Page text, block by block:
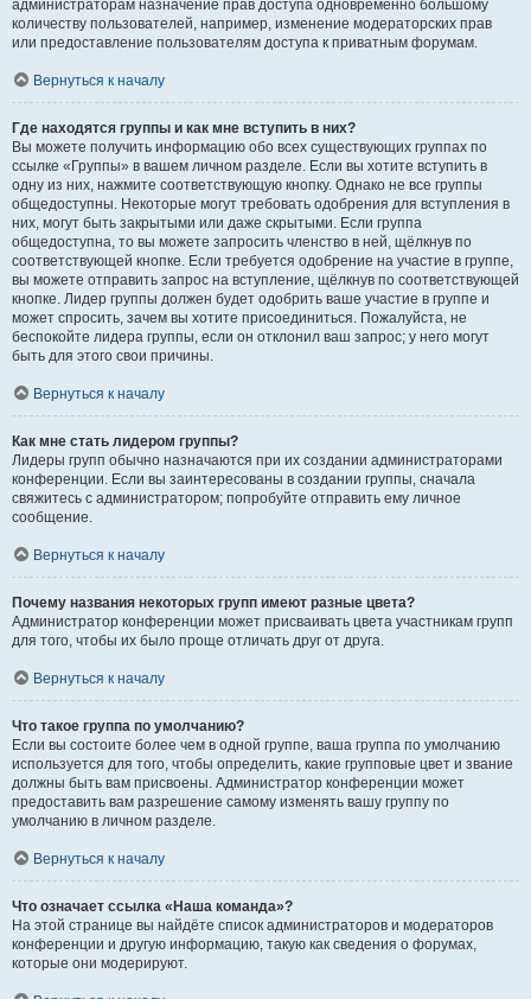
администраторам назначение прав доступа одновременно большому
количеству пользователей, например, изменение модераторских прав
или предоставление пользователям доступа к приватным форумам.
Вернуться к началу
Где находятся группы и как мне вступить в них?
Вы можете получить информацию обо всех существующих группах по
ссылке «Группы» в вашем личном разделе. Если вы хотите вступить в
одну из них, нажмите соответствующую кнопку. Однако не все группы
общедоступны. Некоторые могут требовать одобрения для вступления в
них, могут быть закрытыми или даже скрытыми. Если группа
общедоступна, то вы можете запросить членство в ней, щёлкнув по
соответствующей кнопке. Если требуется одобрение на участие в группе,
вы можете отправить запрос на вступление, щёлкнув по соответствующей
кнопке. Лидер группы должен будет одобрить ваше участие в группе и
может спросить, зачем вы хотите присоединиться. Пожалуйста, не
беспокойте лидера группы, если он отклонил ваш запрос; у него могут
быть для этого свои причины.
Вернуться к началу
Как мне стать лидером группы?
Лидеры групп обычно назначаются при их создании администраторами
конференции. Если вы заинтересованы в создании группы, сначала
свяжитесь с администратором; попробуйте отправить ему личное
сообщение.
Вернуться к началу
Почему названия некоторых групп имеют разные цвета?
Администратор конференции может присваивать цвета участникам групп
для того, чтобы их было проще отличать друг от друга.
Вернуться к началу
Что такое группа по умолчанию?
Если вы состоите более чем в одной группе, ваша группа по умолчанию
используется для того, чтобы определить, какие групповые цвет и звание
должны быть вам присвоены. Администратор конференции может
предоставить вам разрешение самому изменять вашу группу по
умолчанию в личном разделе.
Вернуться к началу
Что означает ссылка «Наша команда»?
На этой странице вы найдёте список администраторов и модераторов
конференции и другую информацию, такую как сведения о форумах,
которые они модерируют.